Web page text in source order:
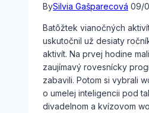
BySilvia Gašparecová 09/
Batôžtek vianočných aktivít
uskutočnil už desiaty
aktivít. Na prvej hodine
zaujímavý rovesnícky
zabavili. Potom si vybrali
o umelej inteligencii pod
divadelnom a kvízovom